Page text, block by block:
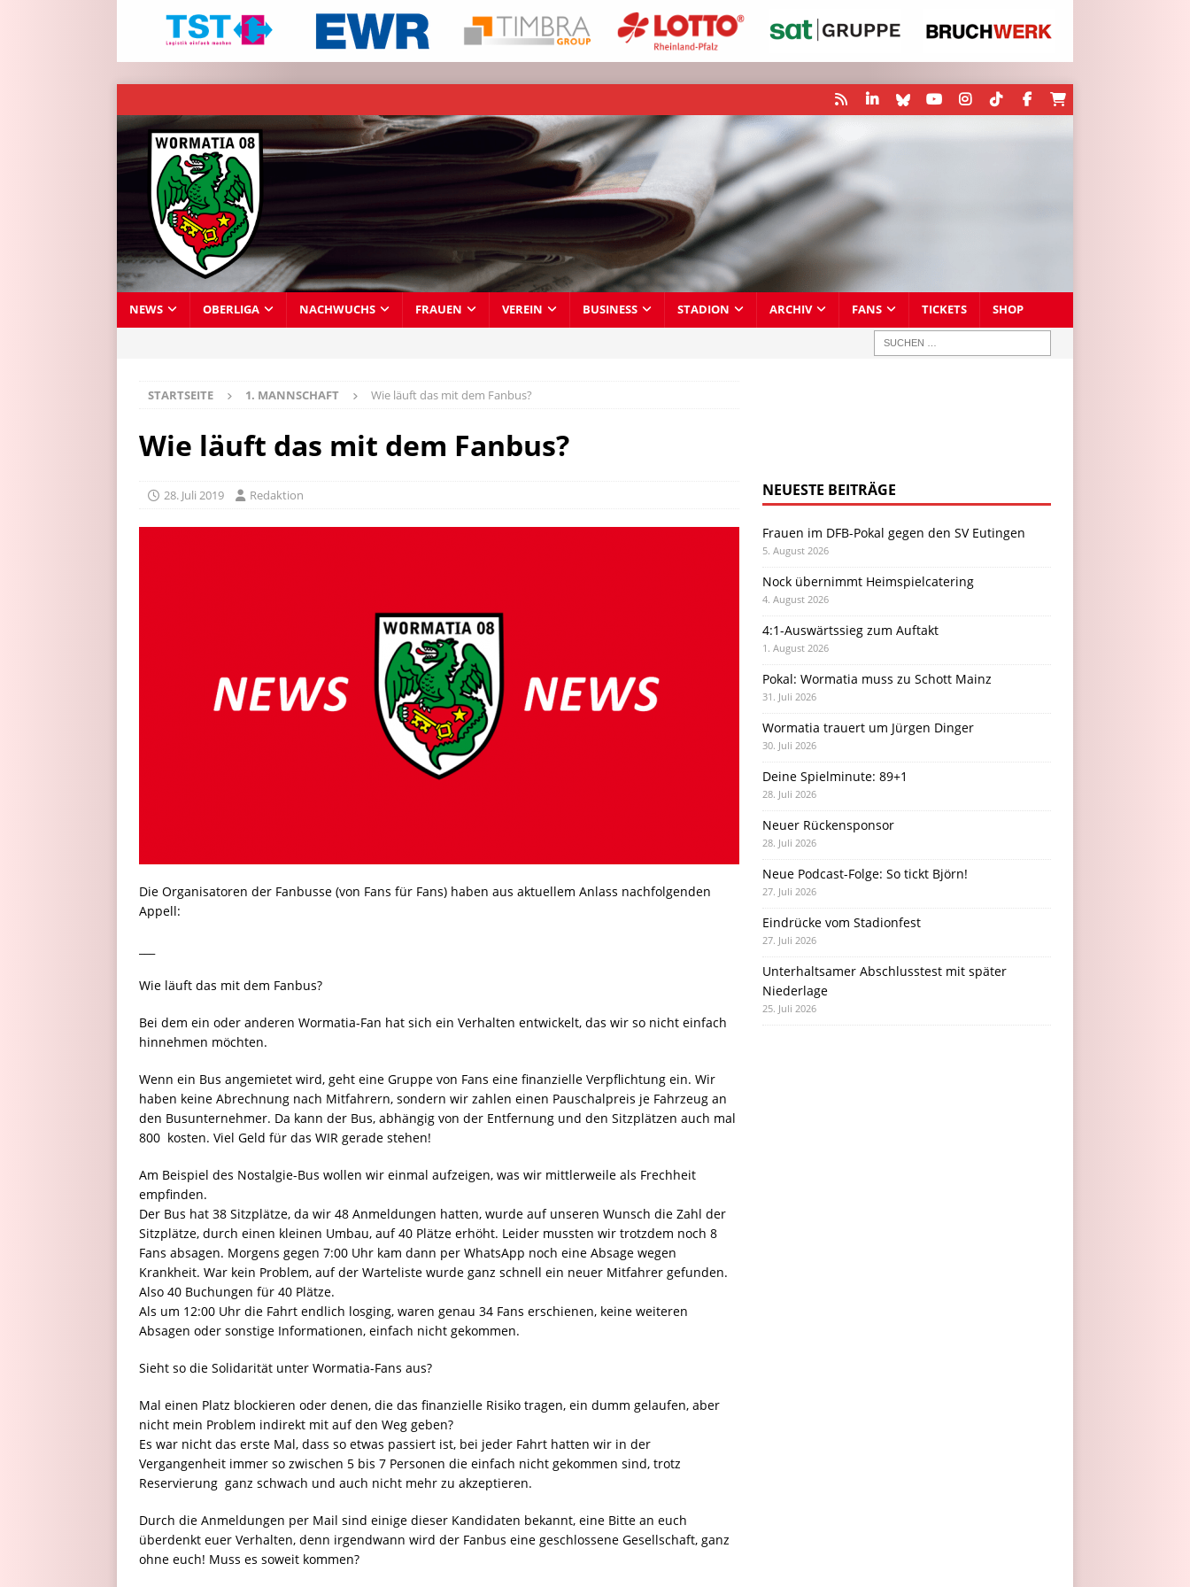
NEWS OBERLIGA NACHWUCHS FRAUEN VEREIN BUSINESS STADION ARCHIV FANS TICKETS SHOP
STARTSEITE 1. MANNSCHAFT Wie läuft das mit dem Fanbus?
Wie läuft das mit dem Fanbus?
28. Juli 2019 Redaktion
Die Organisatoren der Fanbusse (von Fans für Fans) haben aus aktuellem Anlass nachfolgenden
Appell:
Wie läuft das mit dem Fanbus?
Bei dem ein oder anderen Wormatia-Fan hat sich ein Verhalten entwickelt, das wir so nicht einfach
hinnehmen möchten.
Wenn ein Bus angemietet wird, geht eine Gruppe von Fans eine finanzielle Verpflichtung ein. Wir
haben keine Abrechnung nach Mitfahrern, sondern wir zahlen einen Pauschalpreis je Fahrzeug an
den Busunternehmer. Da kann der Bus, abhängig von der Entfernung und den Sitzplätzen auch mal
800  kosten. Viel Geld für das WIR gerade stehen!
Am Beispiel des Nostalgie-Bus wollen wir einmal aufzeigen, was wir mittlerweile als Frechheit
empfinden.
Der Bus hat 38 Sitzplätze, da wir 48 Anmeldungen hatten, wurde auf unseren Wunsch die Zahl der
Sitzplätze, durch einen kleinen Umbau, auf 40 Plätze erhöht. Leider mussten wir trotzdem noch 8
Fans absagen. Morgens gegen 7:00 Uhr kam dann per WhatsApp noch eine Absage wegen
Krankheit. War kein Problem, auf der Warteliste wurde ganz schnell ein neuer Mitfahrer gefunden.
Also 40 Buchungen für 40 Plätze.
Als um 12:00 Uhr die Fahrt endlich losging, waren genau 34 Fans erschienen, keine weiteren
Absagen oder sonstige Informationen, einfach nicht gekommen.
Sieht so die Solidarität unter Wormatia-Fans aus?
Mal einen Platz blockieren oder denen, die das finanzielle Risiko tragen, ein dumm gelaufen, aber
nicht mein Problem indirekt mit auf den Weg geben?
Es war nicht das erste Mal, dass so etwas passiert ist, bei jeder Fahrt hatten wir in der
Vergangenheit immer so zwischen 5 bis 7 Personen die einfach nicht gekommen sind, trotz
Reservierung  ganz schwach und auch nicht mehr zu akzeptieren.
Durch die Anmeldungen per Mail sind einige dieser Kandidaten bekannt, eine Bitte an euch 
überdenkt euer Verhalten, denn irgendwann wird der Fanbus eine geschlossene Gesellschaft, ganz
ohne euch! Muss es soweit kommen?
NEUESTE BEITRÄGE
Frauen im DFB-Pokal gegen den SV Eutingen
5. August 2026
Nock übernimmt Heimspielcatering
4. August 2026
4:1-Auswärtssieg zum Auftakt
1. August 2026
Pokal: Wormatia muss zu Schott Mainz
31. Juli 2026
Wormatia trauert um Jürgen Dinger
30. Juli 2026
Deine Spielminute: 89+1
28. Juli 2026
Neuer Rückensponsor
28. Juli 2026
Neue Podcast-Folge: So tickt Björn!
27. Juli 2026
Eindrücke vom Stadionfest
27. Juli 2026
Unterhaltsamer Abschlusstest mit später
Niederlage
25. Juli 2026